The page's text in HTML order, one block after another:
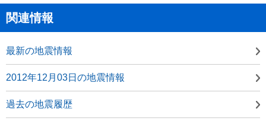
関連情報
最新の地震情報
2012年12月03日の地震情報
過去の地震履歴